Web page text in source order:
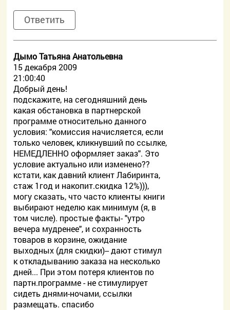
Ответить
Дымо Татьяна Анатольевна
15 декабря 2009
21:00:40
Добрый день!
подскажите, на сегодняшний день
какая обстановка в партнерской
программе относительно данного
условия: "комиссия начисляется, если
только человек, кликнувший по ссылке,
НЕМЕДЛЕННО оформляет заказ". Это
условие актуально или изменено??
кстати, как давний клиент Лабиринта,
стаж 1год и накопит.скидка 12%))),
могу сказать, что часто клиенты книги
выбирают неделю как минимум (я, в
том числе). простые факты- "утро
вечера мудренее", и сохранность
товаров в корзине, ожидание
выходных (для скидки)-- дают стимул
к откладыванию заказа на несколько
дней... При этом потеря клиентов по
партн.программе - не стимулирует
сидеть днями-ночами, ссылки
размещать. спасибо